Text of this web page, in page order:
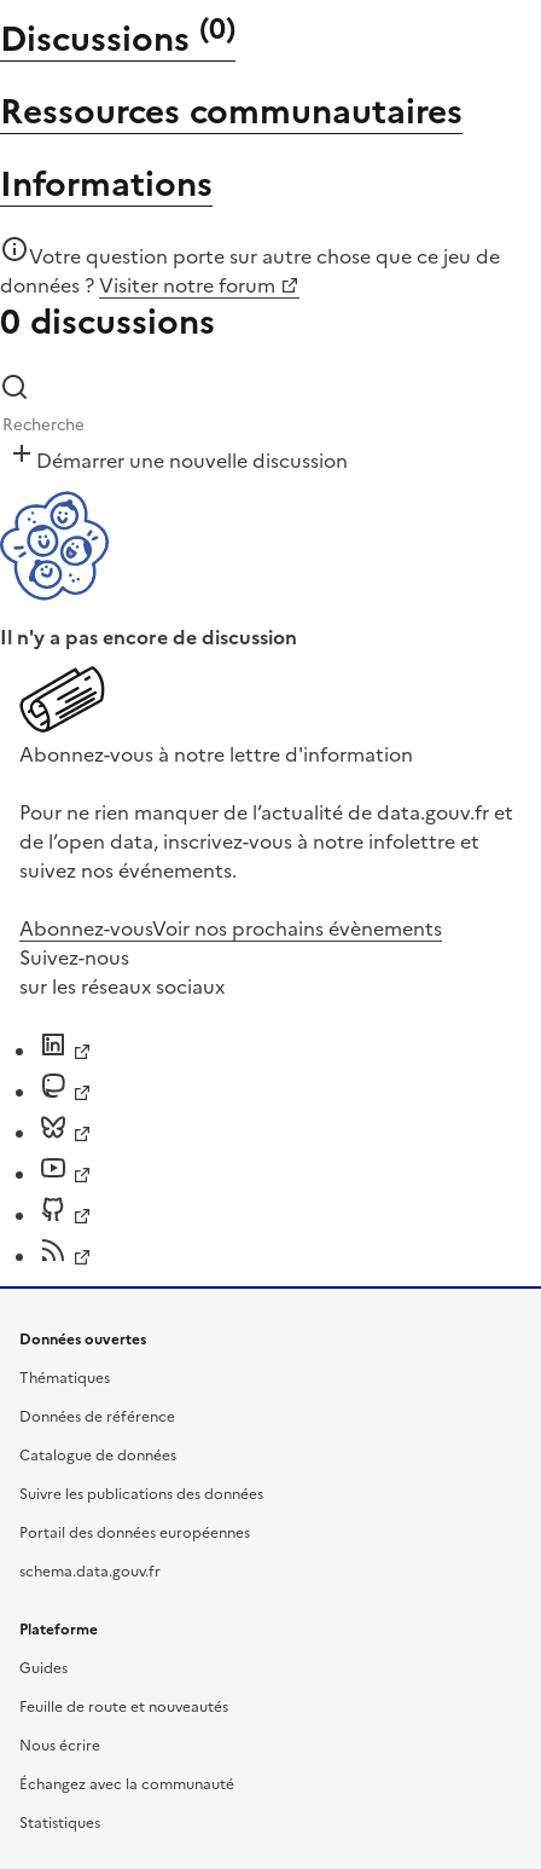
Discussions (0)
Ressources communautaires
Informations
Votre question porte sur autre chose quece jeu de
données ?Visiter notre forum
0 discussions
Démarrer une nouvelle discussion
Il n'y a pas encore de discussion
Abonnez-vous à notre lettre d'information
Pour ne rien manquer de l’actualité de data.gouv.fr et
de l’open data, inscrivez-vous à notre infolettre et
suivez nos événements.
Abonnez-vousVoir nos prochains évènements
Suivez-nous
sur les réseaux sociaux
Données ouvertes
Thématiques
Données de référence
Catalogue de données
Suivre les publications des données
Portail des données européennes
schema.data.gouv.fr
Plateforme
Guides
Feuille de route et nouveautés
Nous écrire
Échangez avec la communauté
Statistiques